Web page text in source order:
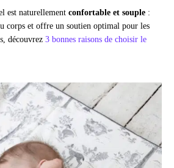
est naturellement confortable et souple :
corps et offre un soutien optimal pour les
découvrez 3 bonnes raisons de choisir le